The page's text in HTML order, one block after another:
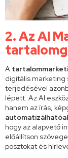
2. Az AI
A
digitális marketing
terjedésével
lépett. Az AI
hanem az írás,
hogy az alapvető
előállítson
posztokat és